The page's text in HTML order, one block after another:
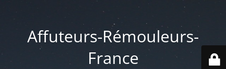
Affuteurs-Rémouleurs-
France